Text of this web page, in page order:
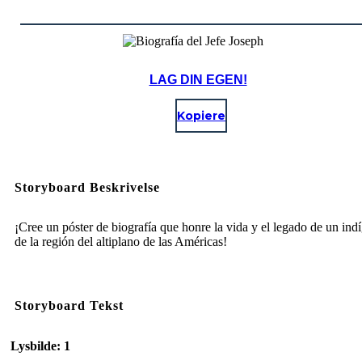
LAG DIN EGEN!
Kopiere
Storyboard Beskrivelse
¡Cree un póster de biografía que honre la vida y el legado de un
de la región del altiplano de las Américas!
Storyboard Tekst
Lysbilde: 1